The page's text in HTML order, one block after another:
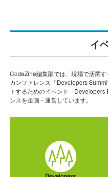
イ
CodeZine編集部では、現場で活躍
カンファレンス「Developers
トするためのイベント「
ンスを企画・運営しています。